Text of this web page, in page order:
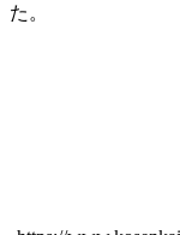
た。